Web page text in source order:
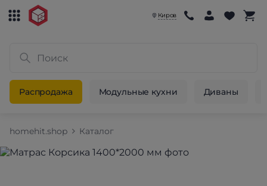
Киров
Распродажа Модульные кухни Диваны
homehit.shop Каталог